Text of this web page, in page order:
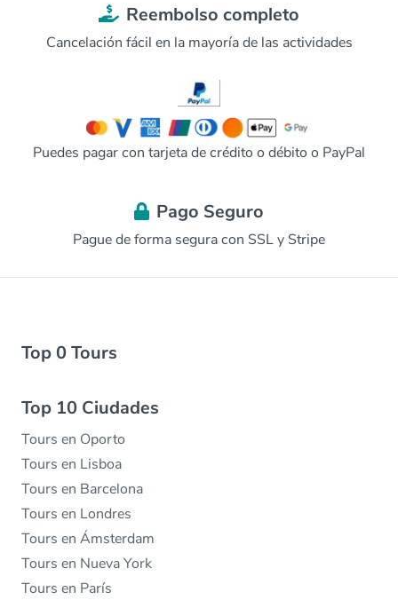
Reembolso completo
Cancelación fácil en la mayoría de las actividades
Puedes pagar con tarjeta de crédito o débito o PayPal
Pago Seguro
Pague de forma segura con SSL y Stripe
Top 0 Tours
Top 10 Ciudades
Tours en Oporto
Tours en Lisboa
Tours en Barcelona
Tours en Londres
Tours en Ámsterdam
Tours en Nueva York
Tours en París